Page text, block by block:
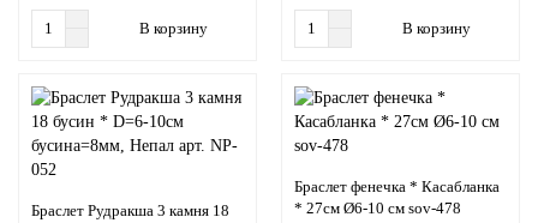
В корзину В корзину
Браслет Рудракша 3 камня 18
Браслет фенечка * Касабланка
* 27см Ø6-10 см sov-478